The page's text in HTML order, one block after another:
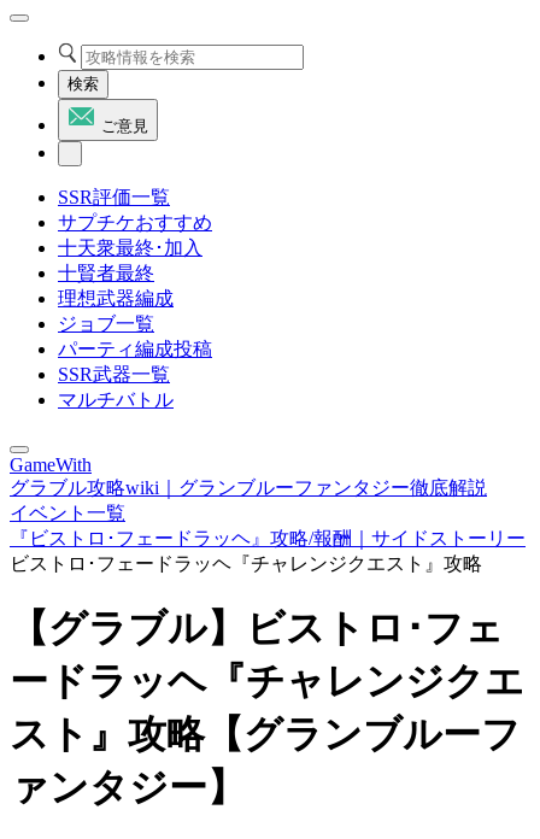
検索
ご意見
SSR評価一覧
サプチケおすすめ
十天衆最終･加入
十賢者最終
理想武器編成
ジョブ一覧
パーティ編成投稿
SSR武器一覧
マルチバトル
GameWith
グラブル攻略wiki｜グランブルーファンタジー徹底解説
イベント一覧
『ビストロ･フェードラッヘ』攻略/報酬｜サイドストーリー
ビストロ･フェードラッヘ『チャレンジクエスト』攻略
【グラブル】ビストロ･フェ
ードラッヘ『チャレンジクエ
スト』攻略【グランブルーフ
ァンタジー】